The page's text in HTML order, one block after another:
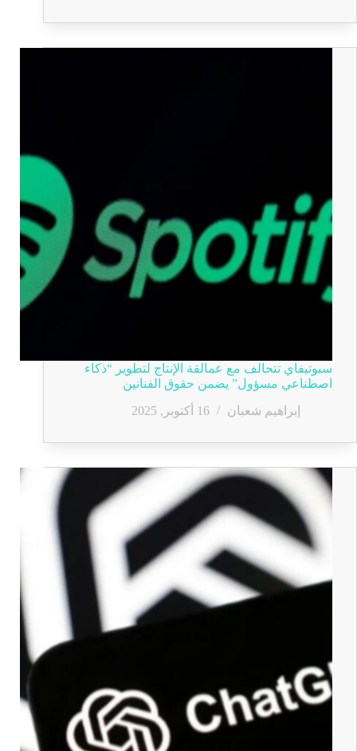
سبوتيفاي تتحالف مع عمالقة الإنتاج لتطوير “ذكاء
اصطناعي مسؤول” يضمن حقوق الفنانين
إبراهيم شعبان
16 أكتوبر, 2025